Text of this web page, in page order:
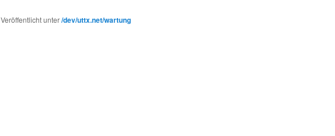
Veröffentlicht unter/dev/uttx.net/wartung